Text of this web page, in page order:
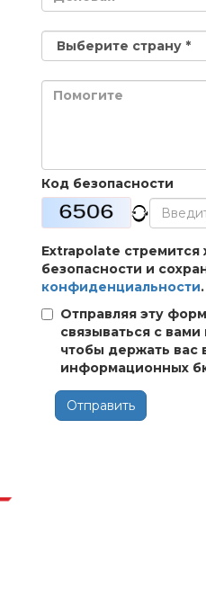
Код безопасности
Extrapolate
безопасности и
конфиденциальности.
Отправляя эту
связываться с
чтобы держать вас
информационных
Отправить